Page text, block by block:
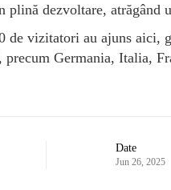
plină dezvoltare,
de vizitatori au ajuns aici,
Germania, Italia,
Date
Jun 26, 2025